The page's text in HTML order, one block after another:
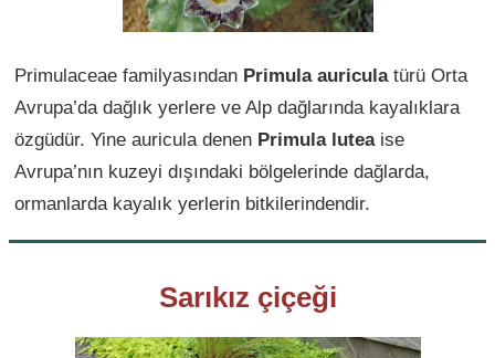
Primulaceae familyasından Primula auriculatürü Orta
Avrupa’da dağlık yerlere ve Alp dağlarında kayalıklara
özgüdür. Yine auricula denen Primula luteaise
Avrupa’nın kuzeyi dışındaki bölgelerinde dağlarda,
ormanlarda kayalık yerlerin bitkilerindendir.
Sarıkız çiçeği